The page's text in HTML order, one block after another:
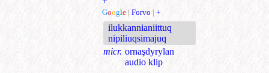
Google | Forvo | +
ilukkannianiittuq
nipiliuqsimajuq
micr. ornaşdyrylan
audio klip